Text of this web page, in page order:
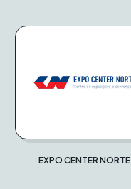
EXPO CENTER NORTE